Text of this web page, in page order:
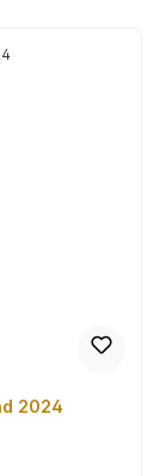
2024